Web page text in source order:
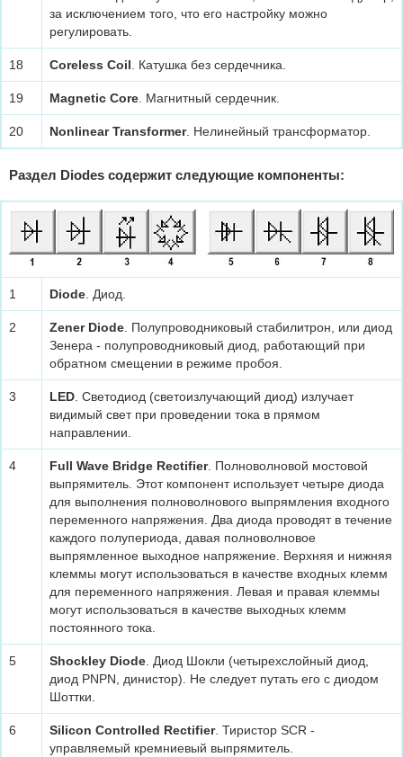
за исключением того, что его настройку можно
регулировать.
18 Coreless Coil . Катушка без сердечника.
19 Magnetic Core . Магнитный сердечник.
20 Nonlinear Transformer. Нелинейный трансформатор.
Раздел Diodes содержит следующие компоненты:
1 Diode . Диод.
2 Zener Diode . Полупроводниковый стабилитрон, или диод
Зенера - полупроводниковый диод, работающий при
обратном смещении в режиме пробоя.
3 LED . Светодиод (светоизлучающий диод) излучает
видимый свет при проведении тока в прямом
направлении.
4 Full Wave Bridge Rectifier. Полноволновой мостовой
выпрямитель. Этот компонент использует четыре диода
для выполнения полноволнового выпрямления входного
переменного напряжения. Два диода проводят в течение
каждого полупериода, давая полноволновое
выпрямленное выходное напряжение. Верхняя и нижняя
клеммы могут использоваться в качестве входных клемм
для переменного напряжения. Левая и правая клеммы
могут использоваться в качестве выходных клемм
постоянного тока.
5 Shockley Diode . Диод Шокли (четырехслойный диод,
диод PNPN, динистор). Не следует путать его с диодом
Шоттки.
6 Silicon Controlled Rectifier. Тиристор SCR -
управляемый кремниевый выпрямитель.